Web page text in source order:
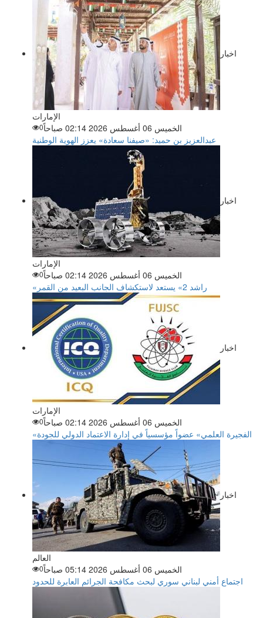
اخبار
الإمارات
الخميس 06 أغسطس 2026 02:14 صباحاً
0
عبدالعزيز بن حميد: «صيفنا سعادة» يعزز الهوية الوطنية
اخبار
الإمارات
الخميس 06 أغسطس 2026 02:14 صباحاً
0
«راشد 2» يستعد لاستكشاف الجانب البعيد من القمر
اخبار
الإمارات
الخميس 06 أغسطس 2026 02:14 صباحاً
0
«الفجيرة العلمي» عضواً مؤسسياً في إدارة الاعتماد الدولي للجودة
اخبار
العالم
الخميس 06 أغسطس 2026 05:14 صباحاً
0
اجتماع أمني لبناني سوري لبحث مكافحة الجرائم العابرة للحدود